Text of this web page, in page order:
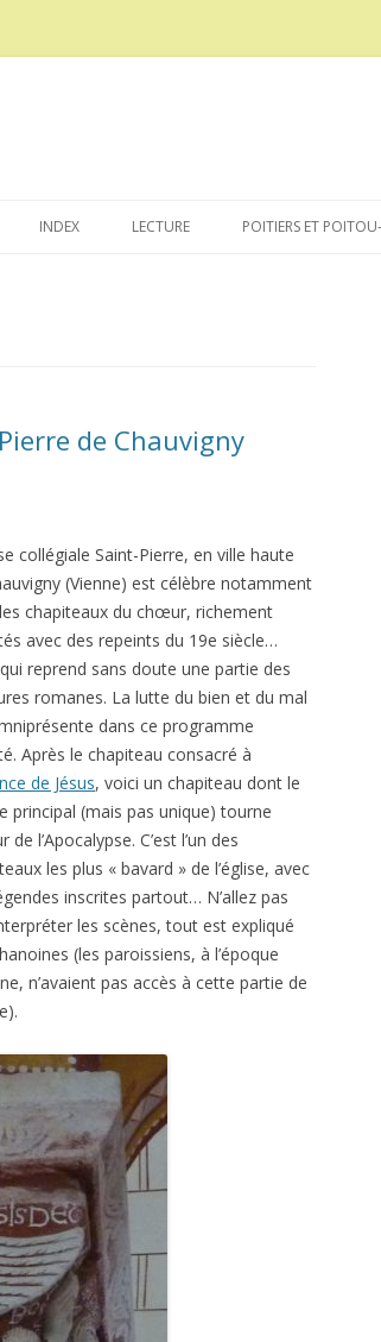
au
INDEX LECTURE POITIERS ET
de Chauvigny
collégiale Saint-Pierre, en ville haute
(Vienne) est célèbre notamment
chapiteaux du chœur, richement
avec des repeints du 19e siècle…
reprend sans doute une partie des
romanes. La lutte du bien et du mal
dans ce programme
Après le chapiteau consacré à
de Jésus, voici un chapiteau dont le
principal (mais pas unique) tourne
de l’Apocalypse. C’est l’un des
les plus « bavard » de l’église, avec
inscrites partout… N’allez pas
les scènes, tout est expliqué
(les paroissiens, à l’époque
n’avaient pas accès à cette partie de